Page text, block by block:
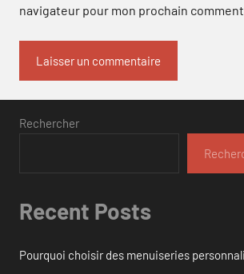
navigateur pour mon prochain
Rechercher
Recent Posts
Pourquoi choisir des menuiseries